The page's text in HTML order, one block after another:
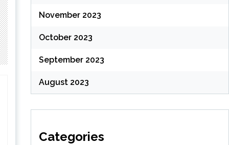
November 2023
October 2023
September 2023
August 2023
Categories